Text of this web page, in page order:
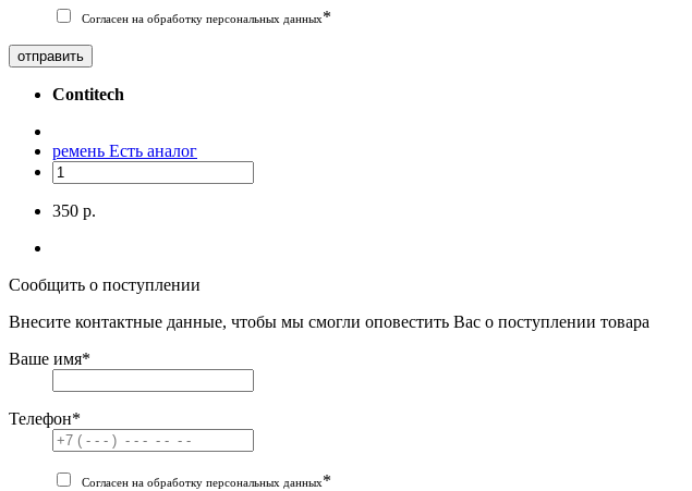
Согласен на обработку персональных данных*
отправить
Contitech
ремень Есть аналог
350 р.
Сообщить о поступлении
Внесите контактные данные, чтобы мы смогли оповестить Вас о поступлении товара
Ваше имя*
Телефон*
Согласен на обработку персональных данных*